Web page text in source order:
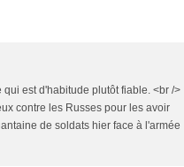
est d'habitude plutôt fiable. <br />
contre les Russes pour les avoir
de soldats hier face à l'armée